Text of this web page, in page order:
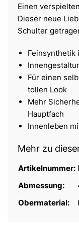
Einen
Dieser neue
Schulter
Feinsynthetik
Für einen
tollen Look
Mehr
Hauptfach
Innenleben
Mehr zu
Artikelnummer:
Abmessung:
Obermaterial: